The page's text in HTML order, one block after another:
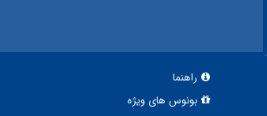
راهنما
بونوس های ویژه